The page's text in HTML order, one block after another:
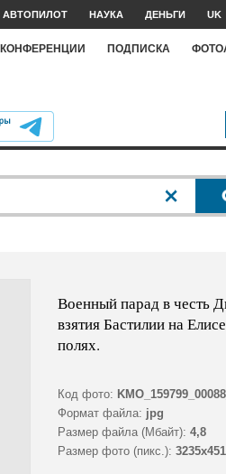
АВТОПИЛОТ НАУКА ДЕНЬГИ UK
КОНФЕРЕНЦИИ ПОДПИСКА
Военный парад в честь
взятия Бастилии на
полях.
Код фото:
Формат файла: jpg
Размер файла (Мбайт): 4,8
Размер фото (пикс.):